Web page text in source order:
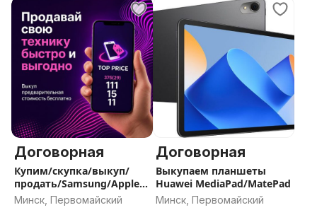
Договорная
Купим/скупка/выкуп/
продать/Samsung/Apple/
Huawei/Xiaomi
Минск, Первомайский
Договорная
Выкупаем планшеты
Huawei MediaPad/MatePad
Минск, Первомайский